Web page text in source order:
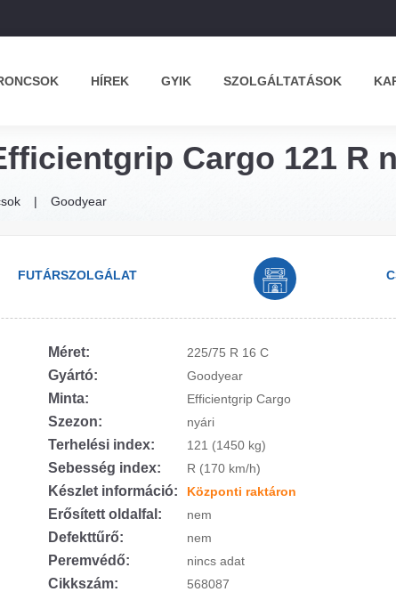
HÍREK GYIK SZOLGÁLTATÁSOK
Cargo 121 R
Goodyear
FUTÁRSZOLGÁLAT
Méret: 225/75 R 16 C
Gyártó: Goodyear
Minta: Efficientgrip Cargo
Szezon: nyári
Terhelési index: 121 (1450 kg)
Sebesség index: R (170 km/h)
Készlet információ: Központi raktáron
Erősített oldalfal: nem
Defekttűrő: nem
Peremvédő: nincs adat
Cikkszám: 568087